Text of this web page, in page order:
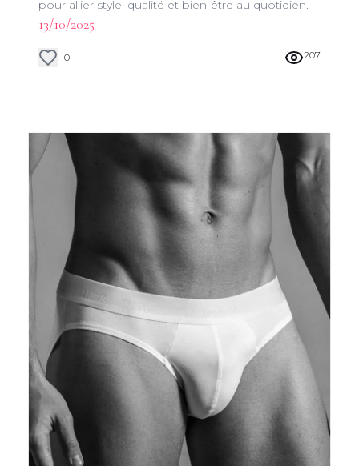
pour allier style, qualité et bien-être au quotidien.
13/10/2025
0 207